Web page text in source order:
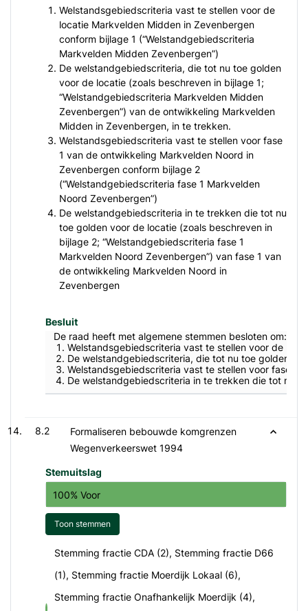
Welstandsgebiedscriteria vast te stellen voor de
locatie Markvelden Midden in Zevenbergen
conform bijlage 1 (“Welstandgebiedscriteria
Markvelden Midden Zevenbergen”)
De welstandgebiedscriteria, die tot nu toe golden
voor de locatie (zoals beschreven in bijlage 1;
“Welstandgebiedscriteria Markvelden Midden
Zevenbergen”) van de ontwikkeling Markvelden
Midden in Zevenbergen, in te trekken.
Welstandsgebiedscriteria vast te stellen voor fase
1 van de ontwikkeling Markvelden Noord in
Zevenbergen conform bijlage 2
(“Welstandgebiedscriteria fase 1 Markvelden
Noord Zevenbergen”)
De welstandgebiedscriteria in te trekken die tot nu
toe golden voor de locatie (zoals beschreven in
bijlage 2; “Welstandgebiedscriteria fase 1
Markvelden Noord Zevenbergen”) van fase 1 van
de ontwikkeling Markvelden Noord in
Zevenbergen
Besluit
De raad heeft met algemene stemmen besloten om:
Welstandsgebiedscriteria vast te stellen voor de
De welstandgebiedscriteria, die tot nu toe golden
Welstandsgebiedscriteria vast te stellen voor fase 1
De welstandgebiedscriteria in te trekken die tot nu
8.2
Formaliseren bebouwde komgrenzen
Wegenverkeerswet 1994
Stemuitslag
100% Voor
Toon stemmen
Stemming fractie CDA (2), Stemming fractie D66
(1), Stemming fractie Moerdijk Lokaal (6),
Stemming fractie Onafhankelijk Moerdijk (4),